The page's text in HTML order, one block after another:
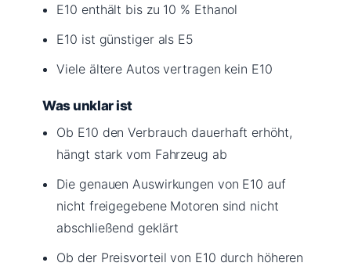
E10 enthält bis zu 10 % Ethanol
E10 ist günstiger als E5
Viele ältere Autos vertragen kein E10
Was unklar ist
Ob E10 den Verbrauch dauerhaft erhöht,
hängt stark vom Fahrzeug ab
Die genauen Auswirkungen von E10 auf
nicht freigegebene Motoren sind nicht
abschließend geklärt
Ob der Preisvorteil von E10 durch höheren